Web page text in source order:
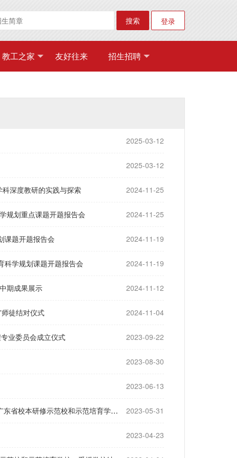
搜索 登录
教工之家 友好往来 招生招聘
2025-03-12
2025-03-12
深度教研的实践与探索 2024-11-25
规划重点课题开题报告会 2024-11-25
课题开题报告会 2024-11-19
学规划课题开题报告会 2024-11-19
期成果展示 2024-11-12
徒结对仪式 2024-11-04
业委员会成立仪式 2023-09-22
2023-08-30
2023-06-13
示范校和示范培育学校“校本研修”活动 2023-05-31
2023-04-23